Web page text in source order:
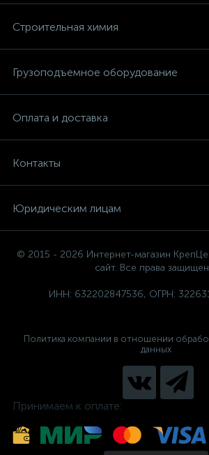
Строительная химия
Грузоподъемное оборудование
Оплата и доставка
Контакты
Юридическим лицам
© 2015 - 2026 Интернет-магазин
сайт. Все права
ИНН: 632202847536, ОГРН:
Политика компании в отношении
данных
Принимаем к оплате: